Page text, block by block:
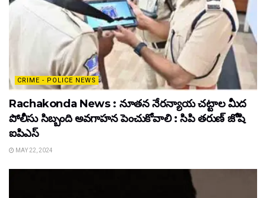
CRIME - POLICE NEWS
Rachakonda News : నూతన నేరన్యాయ చట్టాల మీద
పోలీసు సిబ్బంది అవగాహన పెంచుకోవాలి : సిపి తరుణ్ జోషి
ఐపిఎస్
MAY 22, 2024